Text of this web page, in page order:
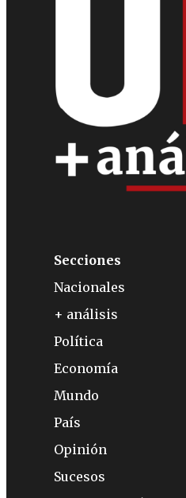
Secciones
Nacionales
+ análisis
Política
Economía
Mundo
País
Opinión
Sucesos